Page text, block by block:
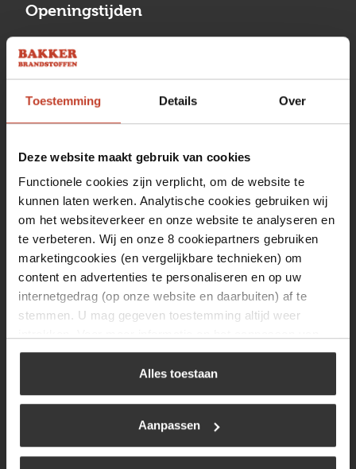
Toestemming Details Over
Deze website maakt gebruik van cookies
Functionele cookies zijn verplicht, om de website te
kunnen laten werken. Analytische cookies gebruiken wij
om het websiteverkeer en onze website te analyseren en
te verbeteren. Wij en onze 8 cookiepartners gebruiken
marketingcookies (en vergelijkbare technieken) om
content en advertenties te personaliseren en op uw
internetgedrag (op onze website en daarbuiten) af te
stemmen. U mag gegeven toestemming altijd weer
uw keuze op onze website verwijzen wij u naar ons
Alles toestaan
Aanpassen
Openingstijden
Maandag
Woensdag
Donderdag
08:00 tot 17:00
Vrijdag
08:00 tot 17:00
Zaterdag
09:30 tot 12:00
Zondag
Gesloten
Navigatie
BBQ
Brandstoffen
Verwarming